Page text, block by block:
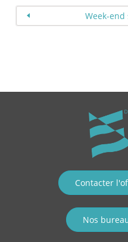
Week-
Contacter
Nos